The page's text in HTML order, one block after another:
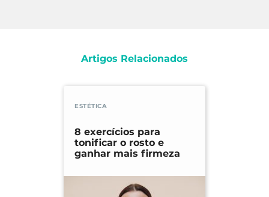
Artigos Relacionados
ESTÉTICA
8 exercícios para
tonificar o rosto e
ganhar mais firmeza